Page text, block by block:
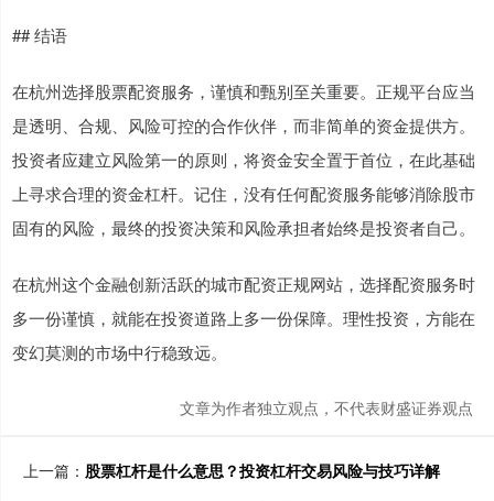
## 结语
在杭州选择股票配资服务，谨慎和甄别至关重要。正规平台应当
是透明、合规、风险可控的合作伙伴，而非简单的资金提供方。
投资者应建立风险第一的原则，将资金安全置于首位，在此基础
上寻求合理的资金杠杆。记住，没有任何配资服务能够消除股市
固有的风险，最终的投资决策和风险承担者始终是投资者自己。
在杭州这个金融创新活跃的城市配资正规网站，选择配资服务时
多一份谨慎，就能在投资道路上多一份保障。理性投资，方能在
变幻莫测的市场中行稳致远。
文章为作者独立观点，不代表财盛证券观点
上一篇： 股票杠杆是什么意思？投资杠杆交易风险与技巧详解